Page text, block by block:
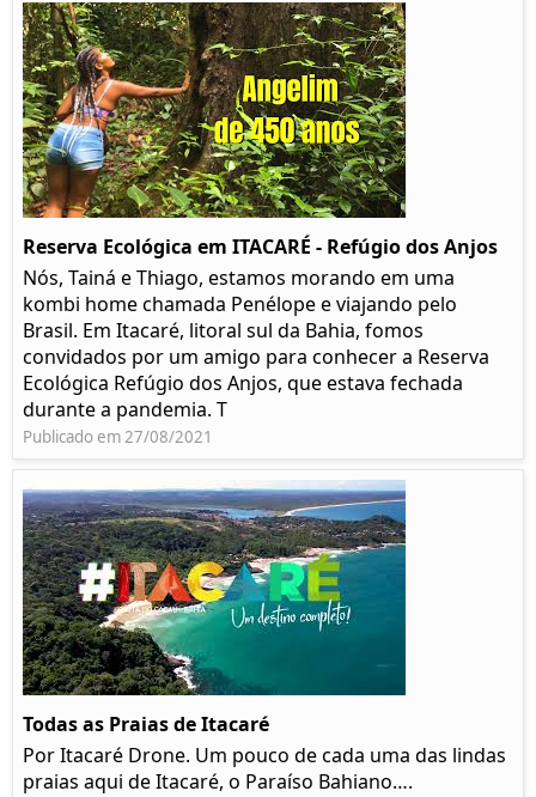
Reserva Ecológica em ITACARÉ - Refúgio dos Anjos
Nós, Tainá e Thiago, estamos morando em uma
kombi home chamada Penélope e viajando pelo
Brasil. Em Itacaré, litoral sul da Bahia, fomos
convidados por um amigo para conhecer a Reserva
Ecológica Refúgio dos Anjos, que estava fechada
durante a pandemia. T
Publicado em 27/08/2021
Todas as Praias de Itacaré
Por Itacaré Drone. Um pouco de cada uma das lindas
praias aqui de Itacaré, o Paraíso Bahiano….